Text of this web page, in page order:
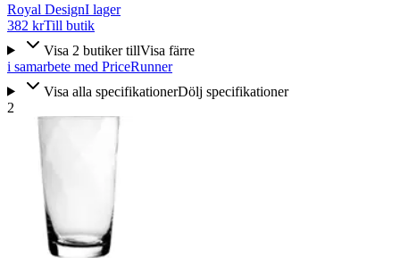
Royal DesignI lager
382 krTill butik
Visa 2 butiker tillVisa färre
i samarbete med PriceRunner
Visa alla specifikationerDölj specifikationer
2